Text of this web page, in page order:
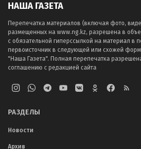
НАША ГАЗЕТА
Перепечатка материалов (включая фото,
размещенных на www.ng.kz, разрешена в
с обязательной гиперссылкой на материал в
первоисточник в следующей или схожей
"Наша Газета". Полная перепечатка
соглашению с редакцией сайта
РАЗДЕЛЫ
Новости
Архив